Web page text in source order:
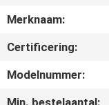
Merknaam:
Certificering:
Modelnummer: